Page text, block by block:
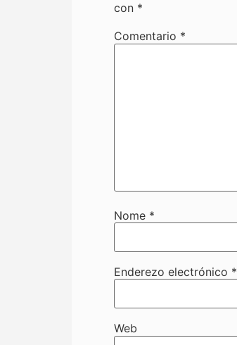
con *
Comentario *
Nome *
Enderezo electrónico *
Web